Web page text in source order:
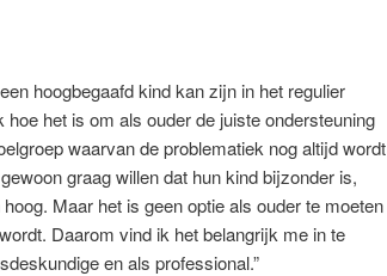
hoogbegaafd kind kan zijn in het regulier
het is om als ouder de juiste ondersteuning
waarvan de problematiek nog altijd wordt
graag willen dat hun kind bijzonder is,
Maar het is geen optie als ouder te moeten
Daarom vind ik het belangrijk me in te
en als professional.”